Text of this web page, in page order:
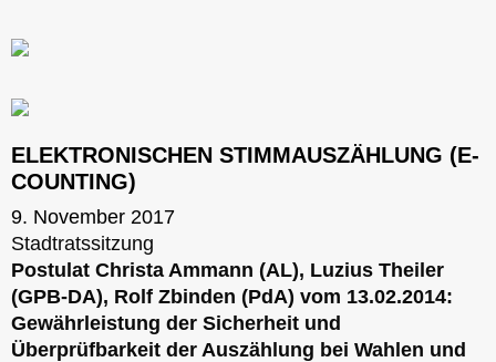
ELEKTRONISCHEN STIMMAUSZÄHLUNG (E-
COUNTING)
9. November 2017
Stadtratssitzung
Postulat Christa Ammann (AL), Luzius Theiler
(GPB-DA), Rolf Zbinden (PdA) vom 13.02.2014:
Gewährleistung der Sicherheit und
Überprüfbarkeit der Auszählung bei Wahlen und